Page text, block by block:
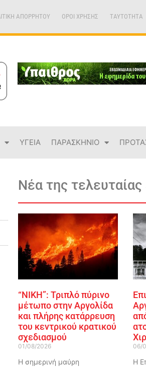
ΑΠΟΡΡΗΤΟΥ ΟΡΟΙ ΧΡΗΣΗΣ TAYTOTHTA
ΥΓΕΙΑ ΠΑΡΑΣΚΗΝΙΟ
Νέα της
“ΝΙΚΗ”: Τριπλό πύρινο
μέτωπο στην Αργολίδα
και πλήρης κατάρρευση
του κεντρικού κρατικού
σχεδιασμού
01/08/2026
Η σημερινή μαύρη
06/
Η